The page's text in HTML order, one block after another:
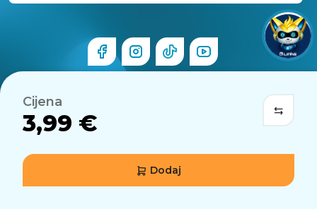
Cijena
3,99 €
Dodaj
© 2026 Links.hr . Sva prava pridržana.